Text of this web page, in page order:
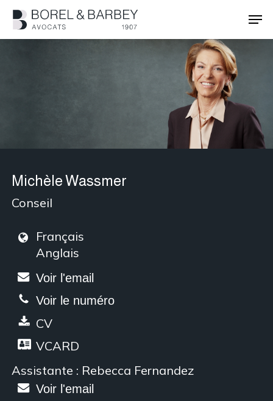
Michèle Wassmer
Conseil
Français
Anglais
Voir l'email
Voir le numéro
CV
VCARD
Assistante : Rebecca Fernandez
Voir l'email